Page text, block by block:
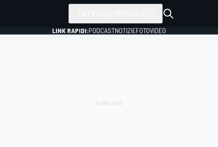
LINK RAPIDI:PODCASTNOTIZIEFOTOVIDEO